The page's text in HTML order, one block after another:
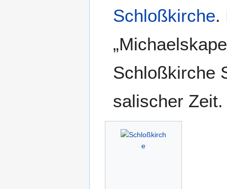
Schloßkirche.
Schloßkirche
salischer Zeit.